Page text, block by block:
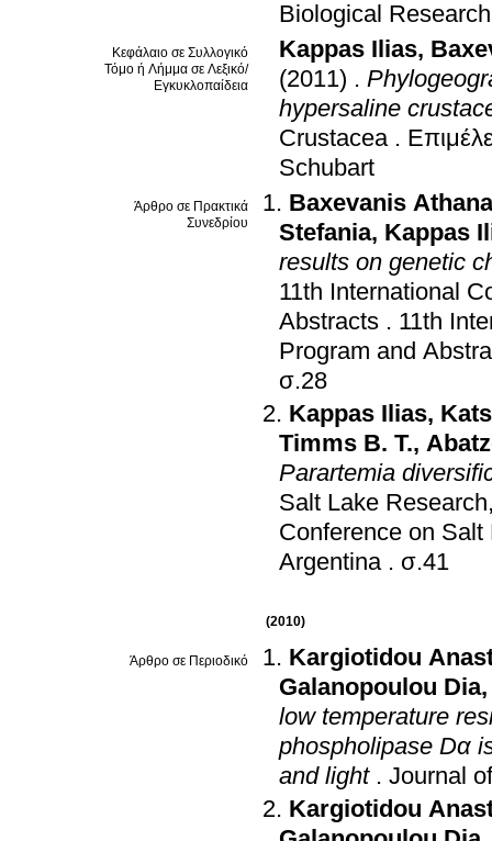
Biological Research
Κεφάλαιο σε Συλλογικό
Τόμο ή Λήμμα σε Λεξικό/
Εγκυκλοπαίδεια
Kappas Ilias,
(2011) .
hypersaline
Crustacea .
Schubart
Άρθρο σε Πρακτικά
Συνεδρίου
Baxevanis
Stefania, Kappas
results on genetic
11th International
Abstracts . 11th
Program and
σ.28
Kappas Ilias,
Timms B. T.,
Parartemia
Salt Lake
Conference on Salt
Argentina . σ.41
(2010)
Άρθρο σε Περιοδικό
Kargiotidou
Galanopoulou Dia
low temperature
phospholipase Dα
and light . Journal
Kargiotidou